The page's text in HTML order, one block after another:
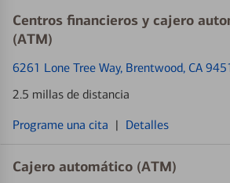
Centros financieros y cajero
(ATM)
6261 Lone Tree Way, Brentwood, CA
2.5 millas de distancia
Programe una cita | Detalles
Cajero automático (ATM)